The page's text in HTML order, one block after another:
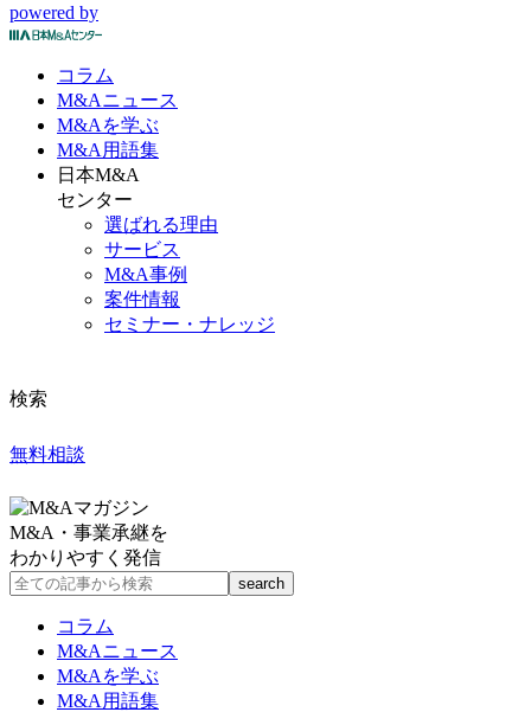
powered by
コラム
M&Aニュース
M&Aを学ぶ
M&A 用語集
日本M&A
センター
選ばれる理由
サービス
M&A事例
案件情報
セミナー・ナレッジ
検索
無料相談
M&A・事業承継を
わかりやすく発信
コラム
M&Aニュース
M&Aを学ぶ
M&A用語集